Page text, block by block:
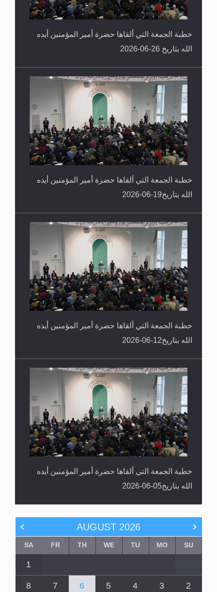
خطبة الجمعة التي ألقاها حضرة أمير المؤمنين أيده
الله بتاريخ 26-06-2026
خطبة الجمعة التي ألقاها حضرة أمير المؤمنين أيده
الله بتاريخ19-06-2026
خطبة الجمعة التي ألقاها حضرة أمير المؤمنين أيده
الله بتاريخ12-06-2026
خطبة الجمعة التي ألقاها حضرة أمير المؤمنين أيده
الله بتاريخ05-06-2026
AUGUST 2026
SU
MO
TU
WE
TH
FR
SA
1
2
3
4
5
6
7
8